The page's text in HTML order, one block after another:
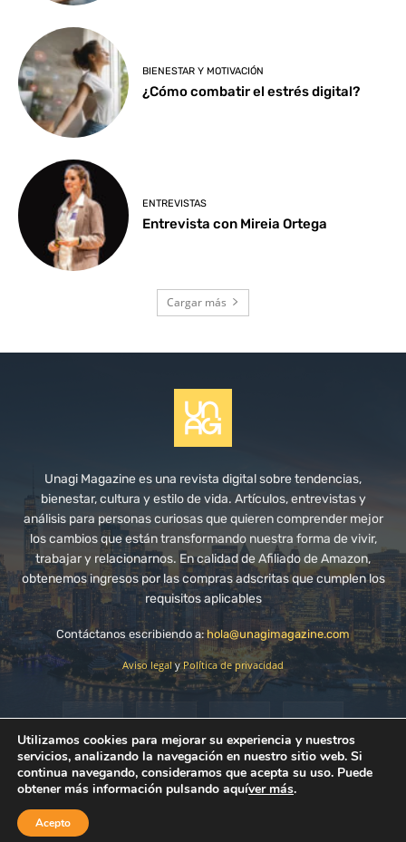
BIENESTAR Y MOTIVACIÓN
¿Cómo combatir el estrés digital?
ENTREVISTAS
Entrevista con Mireia Ortega
Cargar más
Unagi Magazine es una revista digital sobre tendencias,
bienestar, cultura y estilo de vida. Artículos, entrevistas y
análisis para personas curiosas que quieren comprender mejor
los cambios que están transformando nuestra forma de vivir,
trabajar y relacionarnos. En calidad de Afiliado de Amazon,
obtenemos ingresos por las compras adscritas que cumplen los
requisitos aplicables
Contáctanos escribiendo a:hola@unagimagazine.com
Aviso legalyPolítica de privacidad
© Unagi Magazine - 2024
Utilizamos cookies para mejorar su experiencia y nuestros
servicios, analizando la navegación en nuestro sitio web. Si
continua navegando, consideramos que acepta su uso. Puede
obtener más información pulsando aquíver más.
Acepto